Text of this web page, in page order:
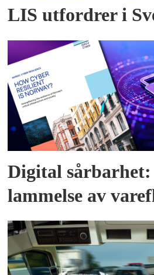
LIS utfordrer i
Digital
lammelse av